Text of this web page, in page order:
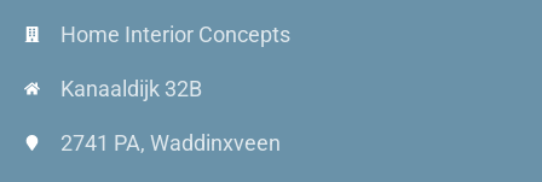
Home Interior Concepts
Kanaaldijk 32B
2741 PA, Waddinxveen